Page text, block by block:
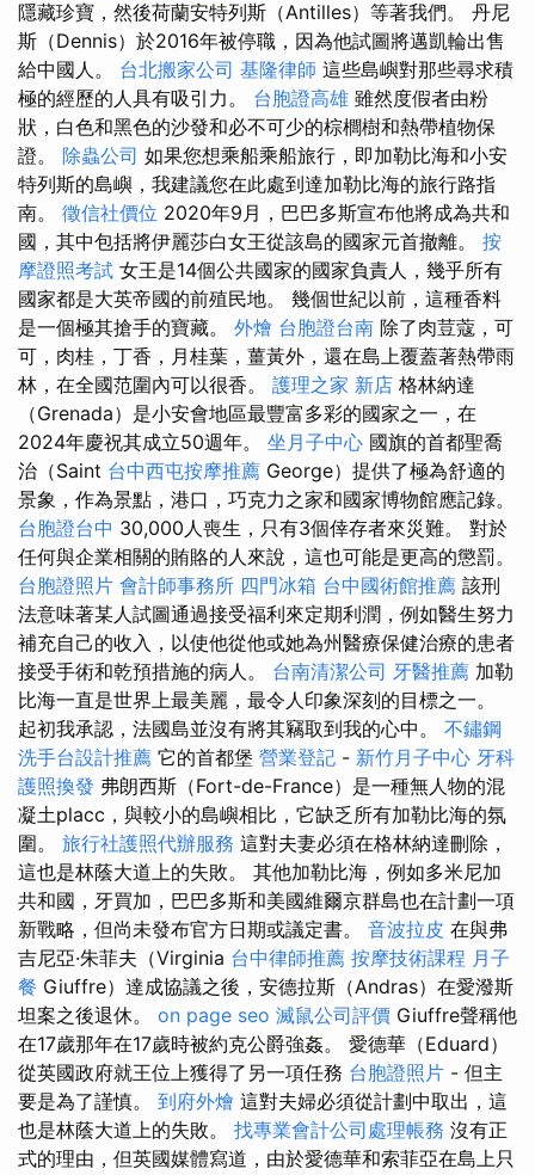
隱藏珍寶，然後荷蘭安特列斯（Antilles）等著我們。 丹尼
斯（Dennis）於2016年被停職，因為他試圖將邁凱輪出售
給中國人。 台北搬家公司 基隆律師 這些島嶼對那些尋求積
極的經歷的人具有吸引力。 台胞證高雄 雖然度假者由粉
狀，白色和黑色的沙發和必不可少的棕櫚樹和熱帶植物保
證。 除蟲公司 如果您想乘船乘船旅行，即加勒比海和小安
特列斯的島嶼，我建議您在此處到達加勒比海的旅行路指
南。 徵信社價位 2020年9月，巴巴多斯宣布他將成為共和
國，其中包括將伊麗莎白女王從該島的國家元首撤離。 按
摩證照考試 女王是14個公共國家的國家負責人，幾乎所有
國家都是大英帝國的前殖民地。 幾個世紀以前，這種香料
是一個極其搶手的寶藏。 外燴 台胞證台南 除了肉荳蔻，可
可，肉桂，丁香，月桂葉，薑黃外，還在島上覆蓋著熱帶雨
林，在全國范圍內可以很香。 護理之家 新店 格林納達
（Grenada）是小安會地區最豐富多彩的國家之一，在
2024年慶祝其成立50週年。 坐月子中心 國旗的首都聖喬
治（Saint 台中西屯按摩推薦 George）提供了極為舒適的
景象，作為景點，港口，巧克力之家和國家博物館應記錄。
台胞證台中 30,000人喪生，只有3個倖存者來災難。 對於
任何與企業相關的賄賂的人來說，這也可能是更高的懲罰。
台胞證照片 會計師事務所 四門冰箱 台中國術館推薦 該刑
法意味著某人試圖通過接受福利來定期利潤，例如醫生努力
補充自己的收入，以使他從他或她為州醫療保健治療的患者
接受手術和乾預措施的病人。 台南清潔公司 牙醫推薦 加勒
比海一直是世界上最美麗，最令人印象深刻的目標之一。
起初我承認，法國島並沒有將其竊取到我的心中。 不鏽鋼
洗手台設計推薦 它的首都堡 營業登記 - 新竹月子中心 牙科
護照換發 弗朗西斯（Fort-de-France）是一種無人物的混
凝土placc，與較小的島嶼相比，它缺乏所有加勒比海的氛
圍。 旅行社護照代辦服務 這對夫妻必須在格林納達刪除，
這也是林蔭大道上的失敗。 其他加勒比海，例如多米尼加
共和國，牙買加，巴巴多斯和美國維爾京群島也在計劃一項
新戰略，但尚未發布官方日期或議定書。 音波拉皮 在與弗
吉尼亞·朱菲夫（Virginia 台中律師推薦 按摩技術課程 月子
餐 Giuffre）達成協議之後，安德拉斯（Andras）在愛潑斯
坦案之後退休。 on page seo 滅鼠公司評價 Giuffre聲稱他
在17歲那年在17歲時被約克公爵強姦。 愛德華（Eduard）
從英國政府就王位上獲得了另一項任務 台胞證照片 - 但主
要是為了謹慎。 到府外燴 這對夫婦必須從計劃中取出，這
也是林蔭大道上的失敗。 找專業會計公司處理帳務 沒有正
式的理由，但英國媒體寫道，由於愛德華和索菲亞在島上只